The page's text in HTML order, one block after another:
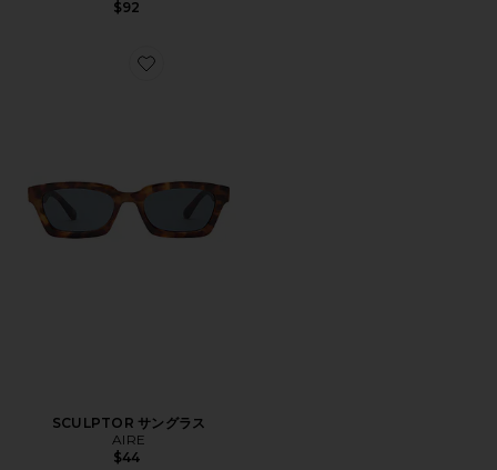
$92
Favorite SCULPTOR サングラス
SCULPTOR サングラス
AIRE
$44